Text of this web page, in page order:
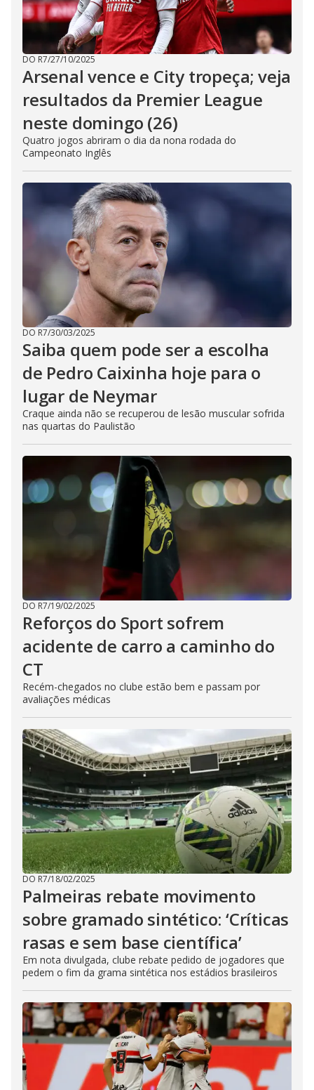
DO R7/27/10/2025
Arsenal vence e City tropeça; veja
resultados da Premier League
neste domingo (26)
Quatro jogos abriram o dia da nona rodada do
Campeonato Inglês
DO R7/30/03/2025
Saiba quem pode ser a escolha
de Pedro Caixinha hoje para o
lugar de Neymar
Craque ainda não se recuperou de lesão muscular sofrida
nas quartas do Paulistão
DO R7/19/02/2025
Reforços do Sport sofrem
acidente de carro a caminho do
CT
Recém-chegados no clube estão bem e passam por
avaliações médicas
DO R7/18/02/2025
Palmeiras rebate movimento
sobre gramado sintético: ‘Críticas
rasas e sem base científica’
Em nota divulgada, clube rebate pedido de jogadores que
pedem o fim da grama sintética nos estádios brasileiros